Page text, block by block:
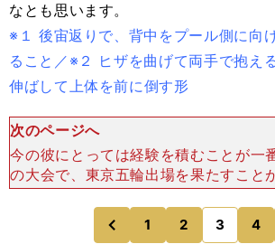
なとも思います。
※１ 後宙返りで、背中をプール側に向
ること／※２ ヒザを曲げて両手で抱え
伸ばして上体を前に倒す形
次のページへ
今の彼にとっては経験を積むことが一
の大会で、東京五輪出場を果たすこと
いことですが、彼にとって初の世界と
ワールドカップを、大きな糧にしても
います」 元オリ
前
のページへ
1 2 3 4
のページへ